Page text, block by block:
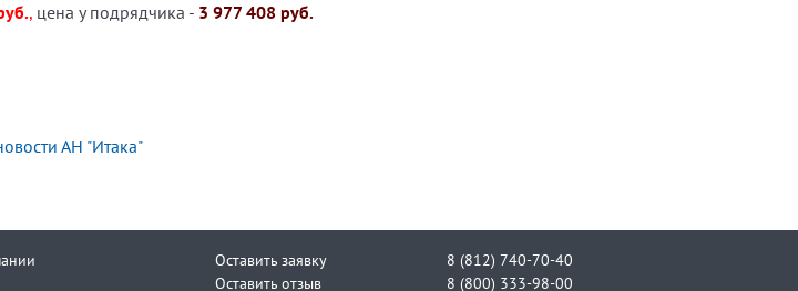
, цена у подрядчика - 3 977 408 руб.
АН "Итака"
Оставить заявку
Оставить отзыв
8 (812) 740-70-40
8 (800) 333-98-00